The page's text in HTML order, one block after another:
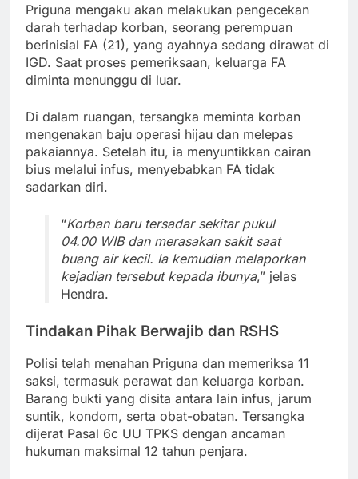
Priguna mengaku akan melakukan pengecekan
darah terhadap korban, seorang perempuan
berinisial FA (21), yang ayahnya sedang dirawat di
IGD. Saat proses pemeriksaan, keluarga FA
diminta menunggu di luar.
Di dalam ruangan, tersangka meminta korban
mengenakan baju operasi hijau dan melepas
pakaiannya. Setelah itu, ia menyuntikkan cairan
bius melalui infus, menyebabkan FA tidak
sadarkan diri.
“Korban baru tersadar sekitar pukul
04.00 WIB dan merasakan sakit saat
buang air kecil. Ia kemudian melaporkan
kejadian tersebut kepada ibunya,” jelas
Hendra.
Tindakan Pihak Berwajib dan RSHS
Polisi telah menahan Priguna dan memeriksa 11
saksi, termasuk perawat dan keluarga korban.
Barang bukti yang disita antara lain infus, jarum
suntik, kondom, serta obat-obatan. Tersangka
dijerat Pasal 6c UU TPKS dengan ancaman
hukuman maksimal 12 tahun penjara.